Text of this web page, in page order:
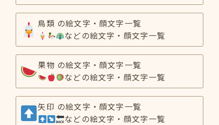
鳥類 の絵文字・顔文字一覧
などの絵文字・顔文字一覧
果物 の絵文字・顔文字一覧
などの絵文字・顔文字一覧
矢印 の絵文字・顔文字一覧
などの絵文字・顔文字一覧